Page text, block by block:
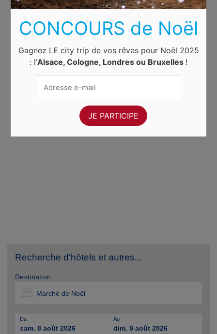
Recherche d'hôtels et autres...
Destination
Du
sam. 8 août 2026
Au
dim. 9 août 2026
CONCOURS de Noël
Gagnez LE city trip de vos rêves pour Noël 2025
: l’Alsace, Cologne, Londres ou Bruxelles !